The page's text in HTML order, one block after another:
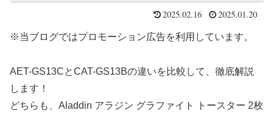
2025.02.16 2025.01.20
※当ブログではプロモーション広告を利用しています。
AET-GS13CとCAT-GS13Bの違いを比較して、徹底解説
します！
どちらも、Aladdin アラジン グラファイト トースター 2枚